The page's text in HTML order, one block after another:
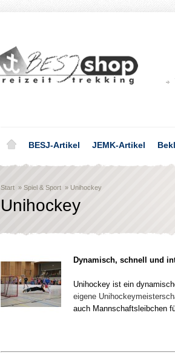
BESJ-Artikel JEMK-Artikel
Start » Spiel & Sport » Unihockey
Unihockey
Dynamisch, schnell und
Unihockey ist ein
eigene
auch Mannschaftsleibchen